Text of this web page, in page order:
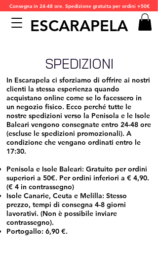
Consegna in 24-48 ore. Spedizione gratuita per ordini +50€
ESCARAPELA
SPEDIZIONI
In Escarapela ci sforziamo di offrire ai nostri
clienti la stessa esperienza quando
acquistano online come se lo facessero in
un negozio fisico. Ecco perché tutte le
nostre spedizioni verso la Penisola e le Isole
Baleari vengono consegnate entro 24-48 ore
(escluse le spedizioni promozionali). A
condizione che vengano ordinati entro le
17:30.
Penisola e Isole Baleari: Gratuito per ordini
superiori a 50€. Per ordini inferiori a € 4,90.
(€ 4 in contrassegno)
Isole Canarie, Ceuta e Melilla: Stesso
prezzo, tempi di consegna 4-8 giorni
lavorativi. (Non è possibile inviare
contrassegno).
Portogallo: 6,90 €.